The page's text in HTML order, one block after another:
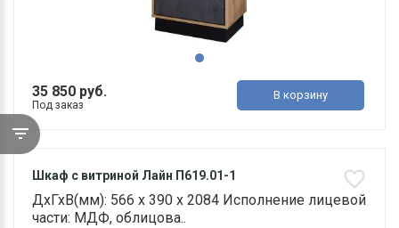
35 850 руб.
Под заказ
В корзину
Шкаф с витриной Лайн П619.01-1
ДхГхВ(мм): 566 х 390 х 2084 Исполнение лицевой
части: МДФ, облицова..